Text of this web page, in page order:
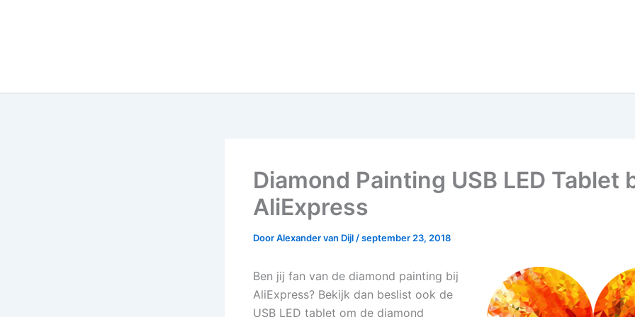
Diamond Painting USB LED Tablet
AliExpress
DoorAlexander van Dijl /september 23, 2018
Ben jij fan van de diamond painting bij
AliExpress? Bekijk dan beslist ook de
USB LED tablet om de diamond